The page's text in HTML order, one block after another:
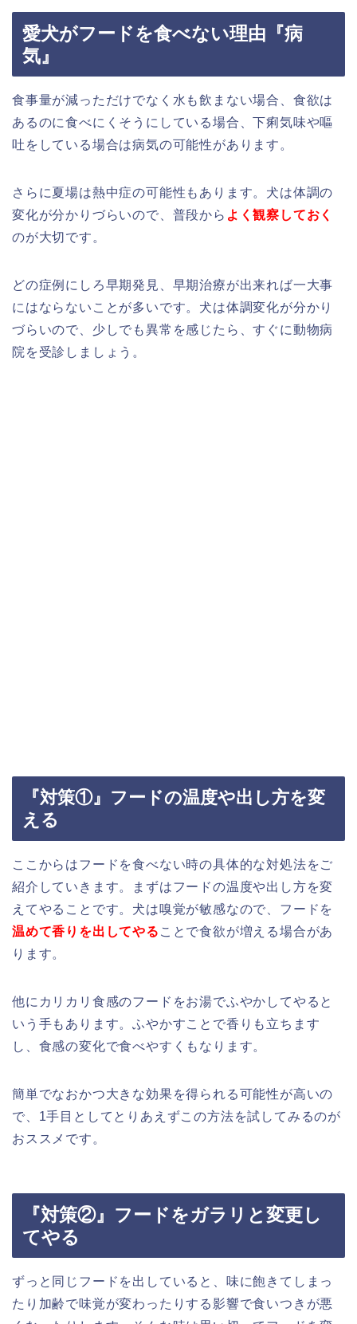
愛犬がフードを食べない理由『病
気』
食事量が減っただけでなく水も飲まない場合、食欲は
あるのに食べにくそうにしている場合、下痢気味や嘔
吐をしている場合は病気の可能性があります。
さらに夏場は熱中症の可能性もあります。犬は体調の
変化が分かりづらいので、普段から よく観察しておく
のが大切です。
どの症例にしろ早期発見、早期治療が出来れば一大事
にはならないことが多いです。犬は体調変化が分かり
づらいので、少しでも異常を感じたら、すぐに動物病
院を受診しましょう。
『対策①』フードの温度や出し方を変
える
ここからはフードを食べない時の具体的な対処法をご
紹介していきます。まずはフードの温度や出し方を変
えてやることです。犬は嗅覚が敏感なので、フードを
温めて香りを出してやる ことで食欲が増える場合があ
ります。
他にカリカリ食感のフードをお湯でふやかしてやると
いう手もあります。ふやかすことで香りも立ちます
し、食感の変化で食べやすくもなります。
簡単でなおかつ大きな効果を得られる可能性が高いの
で、1手目としてとりあえずこの方法を試してみるのが
おススメです。
『対策②』フードをガラリと変更し
てやる
ずっと同じフードを出していると、味に飽きてしまっ
たり加齢で味覚が変わったりする影響で食いつきが悪